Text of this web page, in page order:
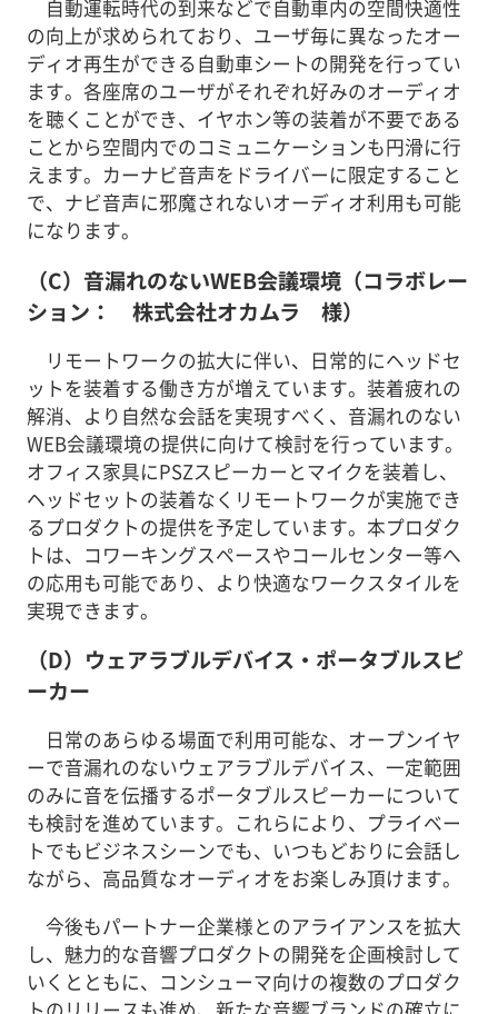
自動運転時代の到来などで自動車内の空間快適性
の向上が求められており、ユーザ毎に異なったオー
ディオ再生ができる自動車シートの開発を行ってい
ます。各座席のユーザがそれぞれ好みのオーディオ
を聴くことができ、イヤホン等の装着が不要である
ことから空間内でのコミュニケーションも円滑に行
えます。カーナビ音声をドライバーに限定すること
で、ナビ音声に邪魔されないオーディオ利用も可能
になります。
（C）音漏れのないWEB会議環境（コラボレー
ション： 株式会社オカムラ 様）
リモートワークの拡大に伴い、日常的にヘッドセ
ットを装着する働き方が増えています。装着疲れの
解消、より自然な会話を実現すべく、音漏れのない
WEB会議環境の提供に向けて検討を行っています。
オフィス家具にPSZスピーカーとマイクを装着し、
ヘッドセットの装着なくリモートワークが実施でき
るプロダクトの提供を予定しています。本プロダク
トは、コワーキングスペースやコールセンター等へ
の応用も可能であり、より快適なワークスタイルを
実現できます。
（D）ウェアラブルデバイス・ポータブルスピ
ーカー
日常のあらゆる場面で利用可能な、オープンイヤ
ーで音漏れのないウェアラブルデバイス、一定範囲
のみに音を伝播するポータブルスピーカーについて
も検討を進めています。これらにより、プライベー
トでもビジネスシーンでも、いつもどおりに会話し
ながら、高品質なオーディオをお楽しみ頂けます。
今後もパートナー企業様とのアライアンスを拡大
し、魅力的な音響プロダクトの開発を企画検討して
いくとともに、コンシューマ向けの複数のプロダク